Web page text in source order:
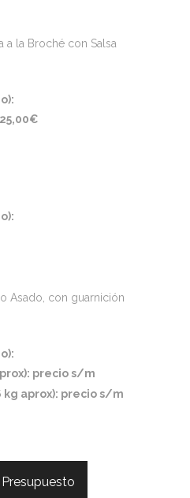
a la Broché con Salsa
Asado, con guarnición
precio s/m
kg aprox): precio s/m